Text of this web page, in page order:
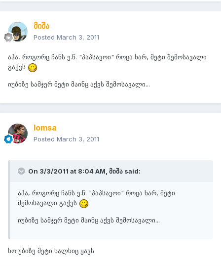
მიშა
Posted March 3, 2011
აჰა, როგორც ჩანს ე.წ. "პაპსავოი" როცა ხარ, მეტი შემოსავალი
გაქვს
იუბიზე სამჯერ მეტი მაინც აქვს შემოსავალი...
lomsa
Posted March 3, 2011
On 3/3/2011 at 8:04 AM, მიშა said:
აჰა, როგორც ჩანს ე.წ. "პაპსავოი" როცა ხარ, მეტი
შემოსავალი გაქვს
იუბიზე სამჯერ მეტი მაინც აქვს შემოსავალი...
ხო უბიზე მეტი ხალხიც ყავს